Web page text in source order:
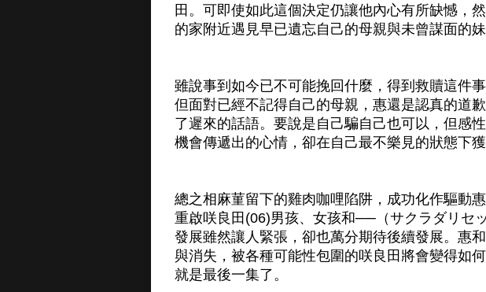
田。可即使如此這個決定仍讓他內心有所缺憾，
的家附近遇見早已遺忘自己的母親與未曾謀面的妹
雖說事到如今已不可能挽回什麼，得到救贖這件
但面對已經不記得自己的母親，惠還是認真的道
了遲來的話語。要說是自己騙自己也可以，但感
機會傳遞出的心情，卻在自己最不樂見的狀態下
總之相麻菫留下的雞肉咖哩陷阱，成功化作驅動
重啟咲良田(06)男孩、女孩和──（サクラダリセ
發展雖然讓人緊張，卻也萬分期待後續發展。惠
與消失，被各種可能性包圍的咲良田將會變得如
就是最後一集了。